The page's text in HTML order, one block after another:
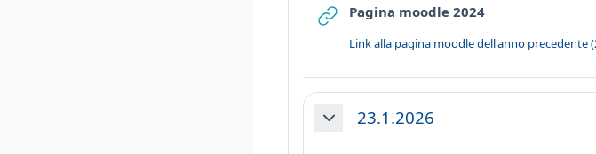
Pagina moodle 2024URL
Link alla pagina moodle dell'anno precedente
Minimizza23.1.2026